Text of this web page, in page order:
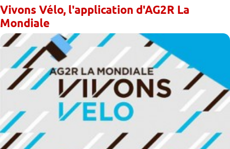
Vivons Vélo, l'application d'AG2R La
Mondiale